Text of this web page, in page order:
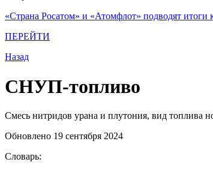
«Страна Росатом» и «Атомфлот» подводят
ПЕРЕЙТИ
Назад
СНУП-топливо
Смесь нитридов урана и плутония, вид топлива
Обновлено 19 сентября 2024
Словарь: